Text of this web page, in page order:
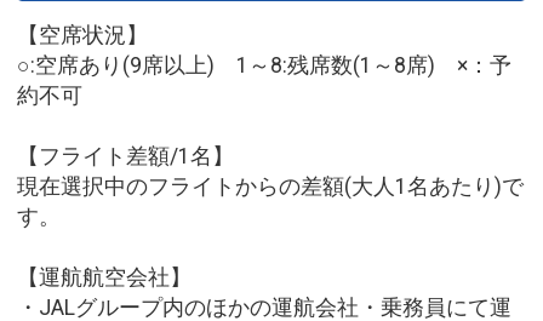
【空席状況】
○:空席あり(9席以上) 1～8:残席数(1～8席) ×：予
約不可
【フライト差額/1名】
現在選択中のフライトからの差額(大人1名あたり)で
す。
【運航航空会社】
・JALグループ内のほかの運航会社・乗務員にて運